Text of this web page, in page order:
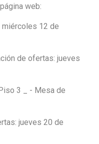
web:
miércoles 12 de
de ofertas: jueves
3 _ - Mesa de
jueves 20 de